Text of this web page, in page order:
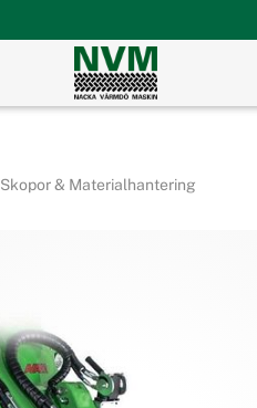
Skopor & Materialhantering